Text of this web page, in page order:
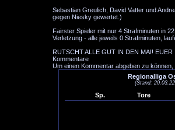
Sebastian Greulich, David Vatter und
gegen Niesky gewertet.)
Fairster Spieler mit nur 4 Strafminuten in
Verletzung - alle jeweils 0 Strafminuten,
RUTSCHT ALLE GUT IN DEN MAI! EUER
Kommentare
Um einen Kommentar abgeben zu können,
Regionalliga
(Stand:
Sp. Tore